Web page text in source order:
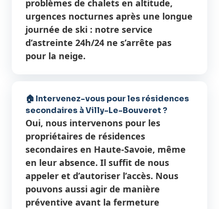
problèmes de chalets en altitude,
urgences nocturnes après une longue
journée de ski : notre service
d’astreinte 24h/24 ne s’arrête pas
pour la neige.
🏠 Intervenez-vous pour les résidences
secondaires à Villy-Le-Bouveret ?
Oui, nous intervenons pour les
propriétaires de résidences
secondaires en Haute-Savoie, même
en leur absence. Il suffit de nous
appeler et d’autoriser l’accès. Nous
pouvons aussi agir de manière
préventive avant la fermeture